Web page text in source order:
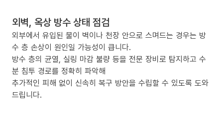
외벽, 옥상 방수 상태 점검
외부에서 유입된 물이 벽이나 천장 안으로 스며드는 경우는 방
수 층 손상이 원인일 가능성이 큽니다.
방수 층의 균열, 실링 마감 불량 등을 전문 장비로 탐지하고 수
분 침투 경로를 정확히 파악해
추가적인 피해 없이 신속히 복구 방안을 수립할 수 있도록 도와
드립니다.